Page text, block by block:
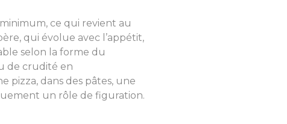
ce qui revient au
qui évolue avec l’appétit,
selon la forme du
de crudité en
pizza, dans des pâtes, une
un rôle de figuration.